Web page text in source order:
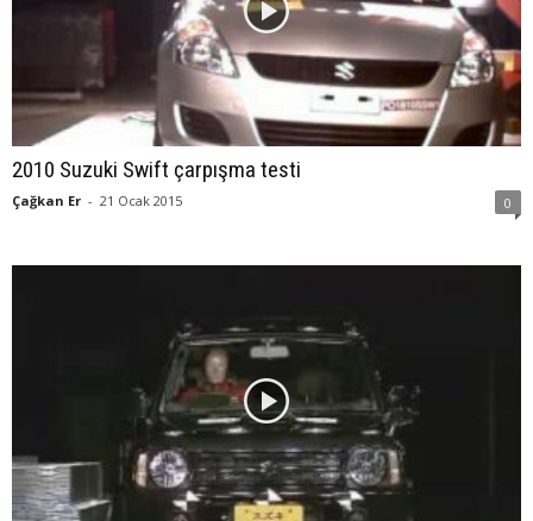
2010 Suzuki Swift çarpışma testi
Çağkan Er - 21 Ocak 2015 0